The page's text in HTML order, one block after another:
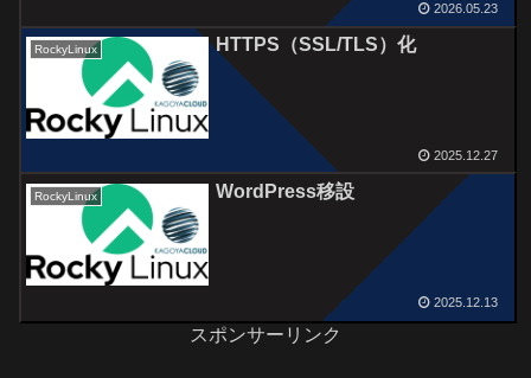
2026.05.23
RockyLinux HTTPS（SSL/TLS）化
2025.12.27
RockyLinux WordPress移設
2025.12.13
スポンサーリンク